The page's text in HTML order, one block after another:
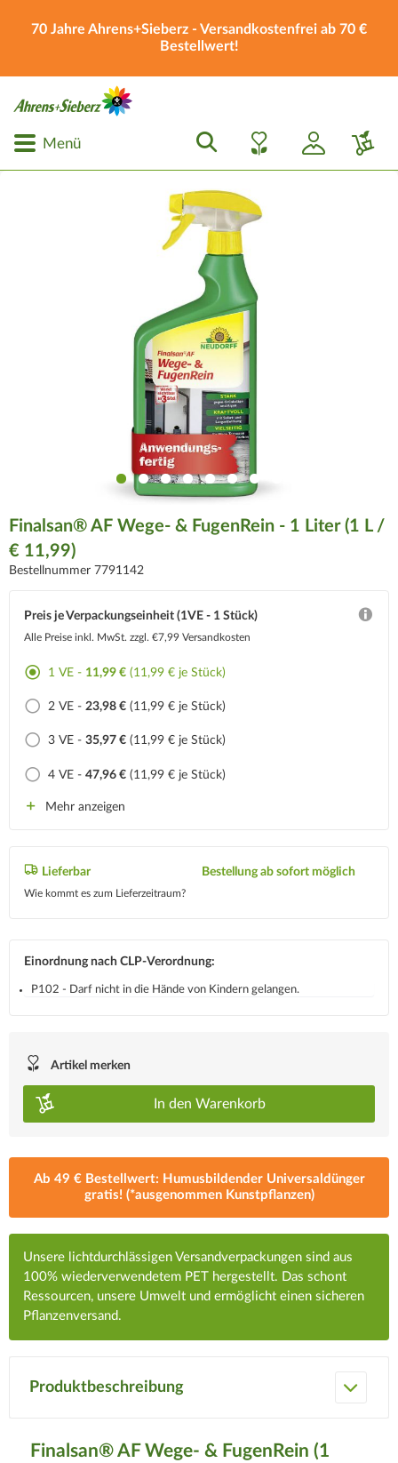
70 Jahre Ahrens+Sieberz - Versandkostenfrei ab 70 €
Bestellwert!
Menü
Finalsan® AF Wege- & FugenRein - 1 Liter (1 L /
€ 11,99)
Bestellnummer 7791142
Preis je Verpackungseinheit (1VE - 1 Stück)
Alle Preise inkl. MwSt. zzgl. €7,99 Versandkosten
1 VE - 11,99 € (11,99 € je Stück)
2 VE - 23,98 € (11,99 € je Stück)
3 VE - 35,97 € (11,99 € je Stück)
4 VE - 47,96 € (11,99 € je Stück)
Mehr anzeigen
Lieferbar
Wie kommt es zum Lieferzeitraum?
Bestellung ab sofort möglich
Einordnung nach CLP-Verordnung:
P102 - Darf nicht in die Hände von Kindern gelangen.
Artikel merken
In den Warenkorb
Ab 49 € Bestellwert: Humusbildender Universaldünger
gratis! (*ausgenommen Kunstpflanzen)
Unsere lichtdurchlässigen Versandverpackungen sind aus
100% wiederverwendetem PET hergestellt. Das schont
Ressourcen, unsere Umwelt und ermöglicht einen sicheren
Pflanzenversand.
Produktbeschreibung
Finalsan® AF Wege- & FugenRein (1